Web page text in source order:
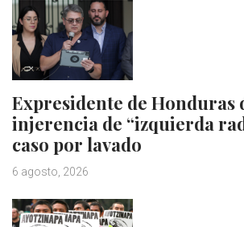
Expresidente de Honduras
injerencia de “izquierda
caso por lavado
6 agosto, 2026